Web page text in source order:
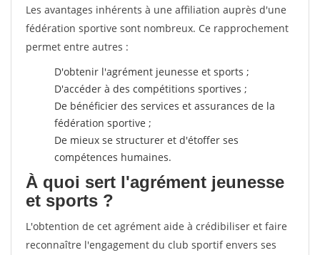
Les avantages inhérents à une affiliation auprès d'une
fédération sportive sont nombreux. Ce rapprochement
permet entre autres :
D'obtenir l'agrément jeunesse et sports ;
D'accéder à des compétitions sportives ;
De bénéficier des services et assurances de la
fédération sportive ;
De mieux se structurer et d'étoffer ses
compétences humaines.
À quoi sert l'agrément jeunesse
et sports ?
L'obtention de cet agrément aide à crédibiliser et faire
reconnaître l'engagement du club sportif envers ses